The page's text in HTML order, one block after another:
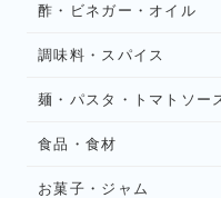
酢・ビネガー・オイル
調味料・スパイス
麺・パスタ・トマトソー
食品・食材
お菓子・ジャム